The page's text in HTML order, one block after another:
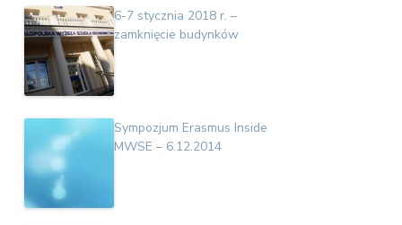
6-7 stycznia 2018 r. –
zamknięcie budynków
Sympozjum Erasmus Inside
MWSE – 6.12.2014